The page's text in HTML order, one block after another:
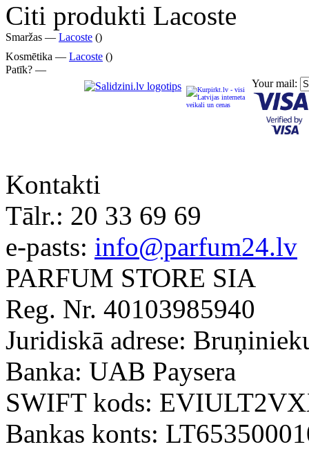
Citi produkti Lacoste
Smaržas — Lacoste ()
Kosmētika — Lacoste ()
Patīk? —
Your mail:
Kontakti
Tālr.: 20 33 69 69
e-pasts: info@parfum24.lv
PARFUM STORE SIA
Reg. Nr. 40103985940
Juridiskā adrese:
Banka: UAB Paysera
SWIFT kods:
Bankas konts: